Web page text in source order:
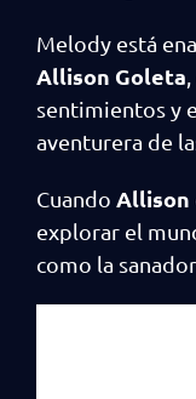
Melody está
Allison Goleta
sentimientos y
aventurera de
Cuando Allison
explorar el
como la